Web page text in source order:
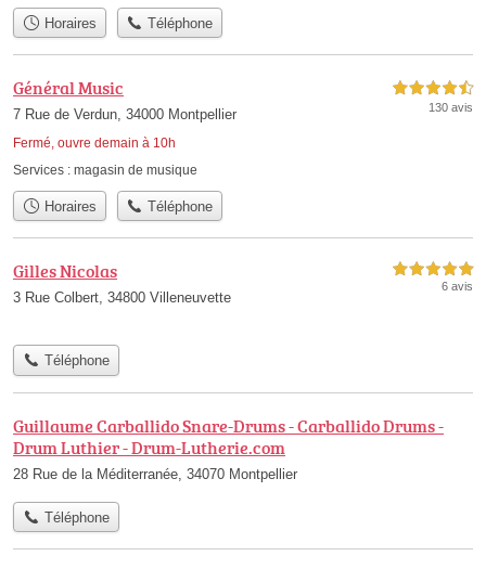
Horaires Téléphone
Général Music
7 Rue de Verdun, 34000 Montpellier
Fermé, ouvre demain à 10h
4,5 étoiles sur 5
130 avis
Services : magasin de musique
Horaires Téléphone
Gilles Nicolas
3 Rue Colbert, 34800 Villeneuvette
5,0 étoiles sur 5
6 avis
Téléphone
Guillaume Carballido Snare-Drums - Carballido Drums -
Drum Luthier - Drum-Lutherie.com
28 Rue de la Méditerranée, 34070 Montpellier
Téléphone